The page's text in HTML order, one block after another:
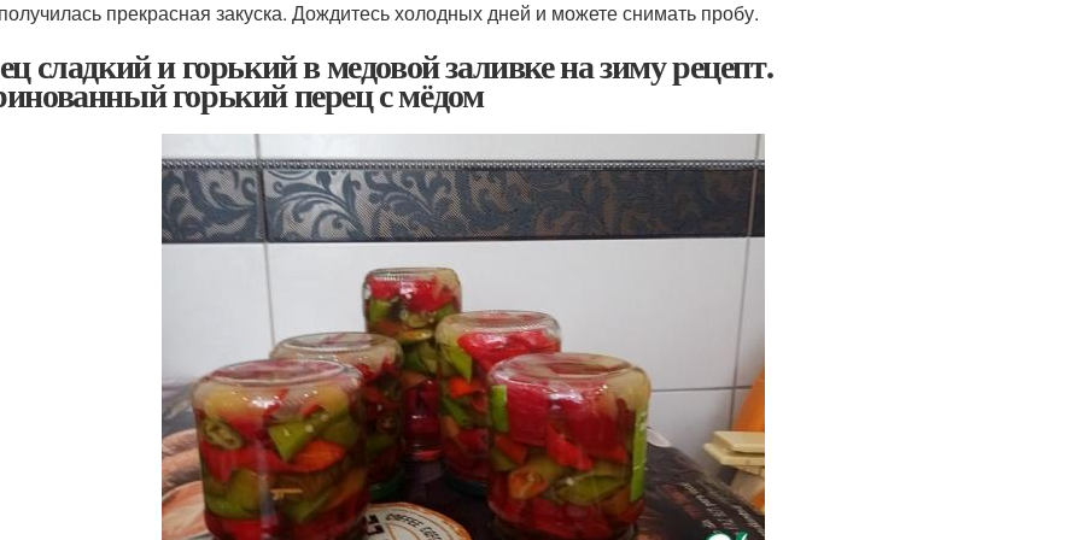
прекрасная закуска. Дождитесь холодных дней и можете снимать пробу.
сладкий и горький в медовой заливке на зиму рецепт.
горький перец с мёдом